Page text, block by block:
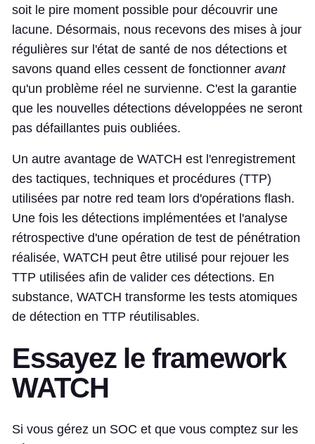
soit le pire moment possible pour découvrir une
lacune. Désormais, nous recevons des mises à jour
régulières sur l'état de santé de nos détections et
savons quand elles cessent de fonctionner avant
qu'un problème réel ne survienne. C'est la garantie
que les nouvelles détections développées ne seront
pas défaillantes puis oubliées.
Un autre avantage de WATCH est l'enregistrement
des tactiques, techniques et procédures (TTP)
utilisées par notre red team lors d'opérations flash.
Une fois les détections implémentées et l'analyse
rétrospective d'une opération de test de pénétration
réalisée, WATCH peut être utilisé pour rejouer les
TTP utilisées afin de valider ces détections. En
substance, WATCH transforme les tests atomiques
de détection en TTP réutilisables.
Essayez le framework
WATCH
Si vous gérez un SOC et que vous comptez sur les